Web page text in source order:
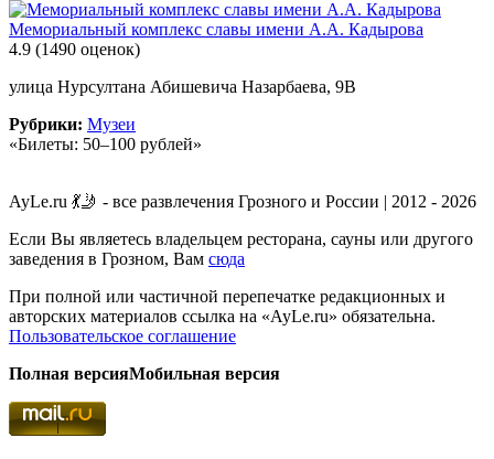
Мемориальный комплекс славы имени А.А. Кадырова
4.9 (1490 оценок)
улица Нурсултана Абишевича Назарбаева, 9В
Рубрики: Музеи
«Билеты: 50–100 рублей»
AyLe.ru 💃🤳 - все развлечения Грозного и России | 2012 - 2026
Если Вы являетесь владельцем ресторана, сауны или другого
заведения в Грозном, Вам сюда
При полной или частичной перепечатке редакционных и
авторских материалов ссылка на «AyLe.ru» обязательна.
Пользовательское соглашение
Полная версияМобильная версия